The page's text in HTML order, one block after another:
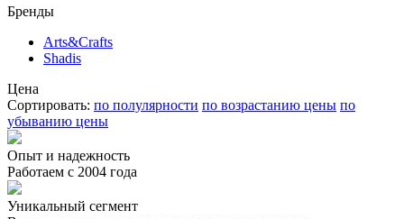
Бренды
Arts&Crafts
Shadis
Цена
Сортировать: по полулярности по возрастанию цены по
убыванию цены
Опыт и надежность
Работаем с 2004 года
Уникальный сегмент